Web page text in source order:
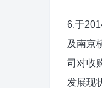
6.于
及南京
司对收
发展现